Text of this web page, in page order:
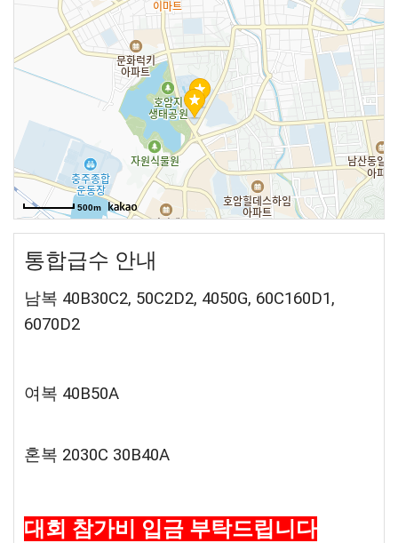
500m
통합급수 안내
남복 40B30C2, 50C2D2, 4050G, 60C160D1,
6070D2
여복 40B50A
혼복 2030C 30B40A
대회 참가비 입금 부탁드립니다